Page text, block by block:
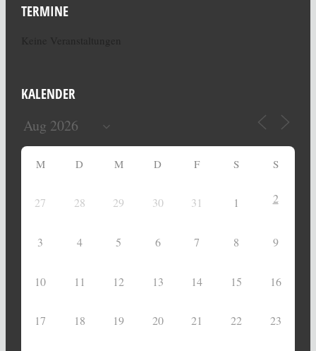
TERMINE
KALENDER
M D M D F S S
27 28 29 30 31 1 2
3 4 5 6 7 8 9
10 11 12 13 14 15 16
17 18 19 20 21 22 23